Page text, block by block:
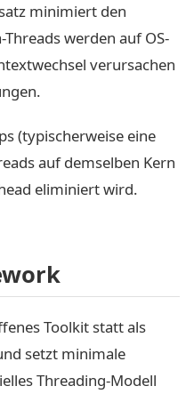
minimiert den
Threads werden auf OS-
verursachen
(typischerweise eine
auf demselben Kern
eliminiert wird.
Toolkit statt als
setzt minimale
Threading-Modell